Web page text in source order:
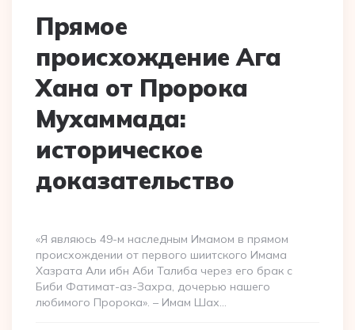
Прямое
происхождение Ага
Хана от Пророка
Мухаммада:
историческое
доказательство
«Я являюсь 49-м наследным Имамом в прямом
происхождении от первого шиитского Имама
Хазрата Али ибн Аби Талиба через его брак с
Биби Фатимат-аз-Захра, дочерью нашего
любимого Пророка». – Имам Шах…